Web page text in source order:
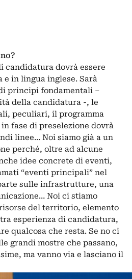
candidatura dovrà essere
in lingua inglese. Sarà
principi fondamentali –
della candidatura -, le
peculiari, il programma
fase di preselezione dovrà
linee… Noi siamo già a un
perché, oltre ad alcune
idee concrete di eventi,
“eventi principali” nel
sulle infrastrutture, una
Noi ci stiamo
del territorio, elemento
esperienza di candidatura,
qualcosa che resta. Se no ci
grandi mostre che passano,
ma vanno via e lasciano il